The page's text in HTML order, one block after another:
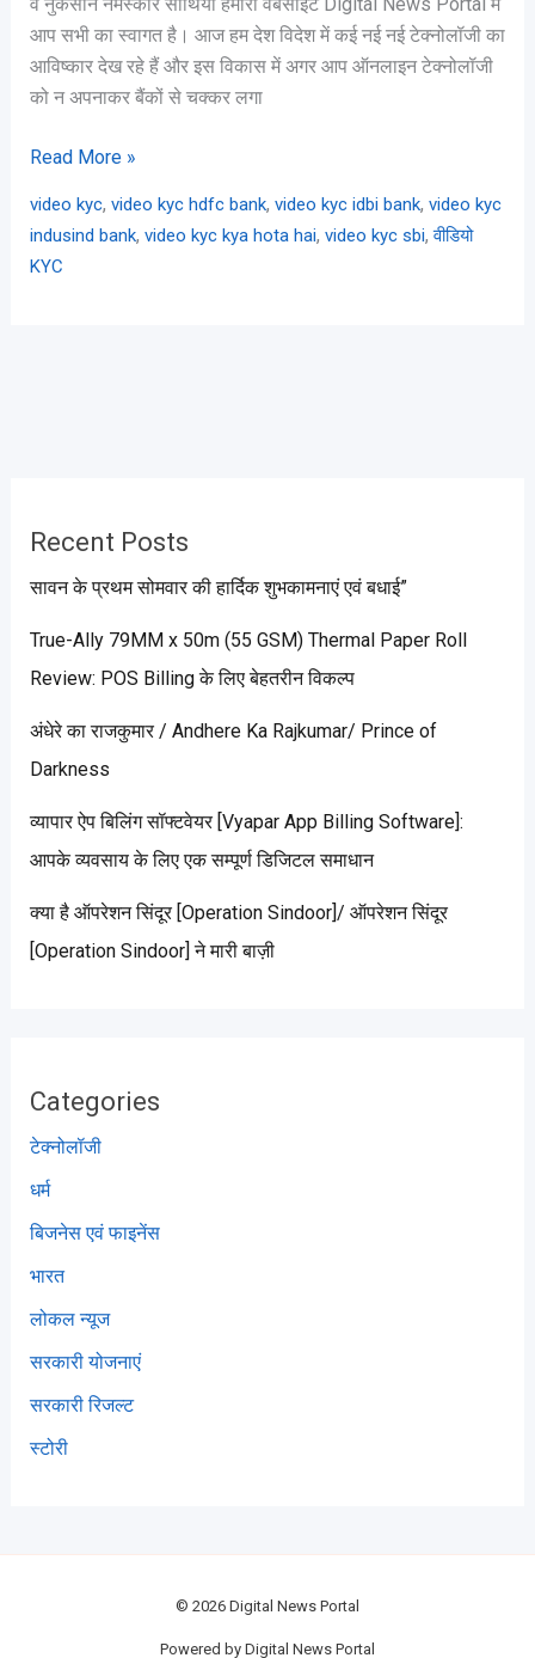
आप सभी का स्वागत है। आज हम देश विदेश में कई नई नई टेक्नोलॉजी का
आविष्कार देख रहे हैं और इस विकास में अगर आप ऑनलाइन टेक्नोलॉजी
को न अपनाकर बैंकों से चक्कर लगा
Read More »
video kyc, video kyc hdfc bank, video kyc idbi bank, video kyc
indusind bank, video kyc kya hota hai, video kyc sbi,वीडियो
KYC
Recent Posts
सावन के प्रथम सोमवार की हार्दिक शुभकामनाएं एवं बधाई”
True-Ally 79MM x 50m (55 GSM) Thermal Paper Roll
Review: POS Billing के लिए बेहतरीन विकल्प
अंधेरे का राजकुमार / Andhere Ka Rajkumar/ Prince of
Darkness
व्यापार ऐप बिलिंग सॉफ्टवेयर [Vyapar App Billing Software]:
आपके व्यवसाय के लिए एक सम्पूर्ण डिजिटल समाधान
क्या है ऑपरेशन सिंदूर [Operation Sindoor]/ ऑपरेशन सिंदूर
[Operation Sindoor] ने मारी बाज़ी
Categories
टेक्नोलॉजी
धर्म
बिजनेस एवं फाइनेंस
भारत
लोकल न्यूज
सरकारी योजनाएं
सरकारी रिजल्ट
स्टोरी
© 2026 Digital News Portal
Powered by Digital News Portal